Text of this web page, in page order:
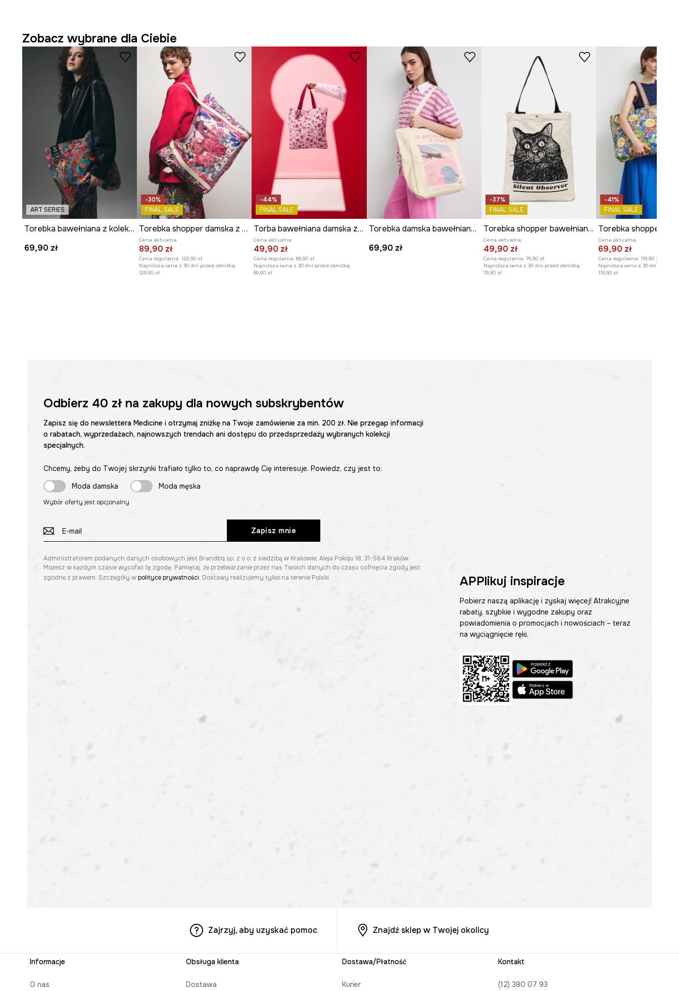
praktyczne w pracy i na uczelni.
Główne zapięcie na suwakzabezpiecza zawartość torebki przed
wypadnięciem.
Możliwość noszeniana ramieniu
pozwala na swobodne przemieszczanie
się z torebką.
Wewnętrzna kieszeń zapinana na suwakpomaga w organizacji
drobiazgów.
Zewnętrznakieszeń na magnesumożliwia szybki dostęp do
najpotrzebniejszych rzeczy.
Obecnośćpełnej podszewki
chroni wnętrze torebki i ułatwia utrzymanie
czystości.
Atrakcyjnykwiatowy wzór
w wielobarwnej kolorystyce dodaje torebce
Producent
Modelka na zdjęciu ma 180 cm
wzrostu i ma na sobie rozmiar
DANE TECHNICZNE
Liczba zapinanych kieszeni
zewnętrznych
Liczba zapinanych kieszeni
wewnętrznych
Zobacz wybrane dla Ciebie
ART SERIES
Torebka bawełniana z kolekcji Tattoo Art by Tuan Nguyen
69,90 zł
-30%
FINAL SALE
Torebka shopper damska z kolekcji Ilona Tambor x Medicine
Cena aktualna:
89,90 zł
Cena regularna: 129,90 zł
Najniższa cena z 30 dni przed obniżką:
129,90 zł
-44%
FINAL SALE
Torba bawełniana damska z kolekcji Valentine’s Day
Cena aktualna:
49,90 zł
Cena regularna: 89,90 zł
Najniższa cena z 30 dni przed obniżką:
89,90 zł
Torebka damska bawełniana z nadrukiem
69,90 zł
-37%
FINAL SALE
Torebka shopper bawełniana by Aleksandra Czarny, Grafika Polska
Cena aktualna:
49,90 zł
Cena regularna: 79,90 zł
Najniższa cena z 30 dni przed obniżką:
79,90 zł
-41%
FINAL SALE
Cena aktualna:
69,90 zł
Cena regularna: 119,90 zł
Najniższa cena z 30 dni przed
119,90 zł
Odbierz 40 złna zakupy dla nowych subskrybentów
Zapisz się do newslettera Medicine i otrzymaj zniżkę na Twoje zamówienie za min. 200 zł. Nie przegap informacji
o rabatach, wyprzedażach, najnowszych trendach ani dostępu do przedsprzedaży wybranych kolekcji
specjalnych.
Chcemy, żeby do Twojej skrzynki trafiało tylko to, co naprawdę Cię interesuje. Powiedz, czy jest to:
Moda damska
Moda męska
Wybór oferty jest opcjonalny
Zapisz mnie
Administratorem podanych danych osobowych jest Brandbq sp. z o.o. z siedzibą w Krakowie, Aleja Pokoju 18, 31-564 Kraków.
Możesz w każdym czasie wycofać tę zgodę. Pamiętaj, że przetwarzanie przez nas Twoich danych do czasu cofnięcia zgody jest
zgodne z prawem. Szczegóły w polityce prywatności. Dostawy realizujemy tylko na terenie Polski. APPlikuj inspiracje
Pobierz naszą aplikację i zyskaj więcej! Atrakcyjne
rabaty, szybkie i wygodne zakupy oraz
powiadomienia o promocjach i nowościach – teraz
na wyciągnięcie ręki.
Zajrzyj, aby uzyskać pomoc Znajdź sklep w Twojej okolicy
Informacje
O nas
Obsługa klienta
Dostawa
Dostawa/Płatność
Kurier
Kontakt
(12) 380 07 93